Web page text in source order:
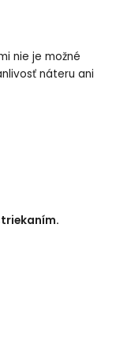
nie je možné
náteru ani